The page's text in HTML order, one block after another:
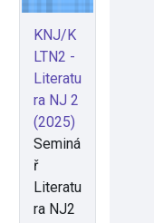
KNJ/K
LTN2 -
Literatu
ra NJ 2
(2025)
Seminá
ř
Literatu
ra NJ2